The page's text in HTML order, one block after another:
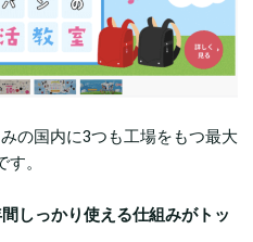
の国内に3つも工場をもつ最大
。
しっかり使える仕組みがトッ